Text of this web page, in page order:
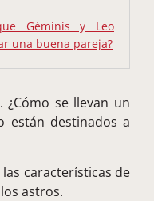
Géminis y Leo
una buena pareja?
se llevan un
están destinados a
características de
astros.